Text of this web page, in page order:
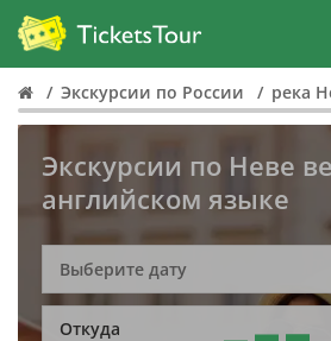
Экскурсии по России река
Экскурсии по Неве
английском языке
Откуда